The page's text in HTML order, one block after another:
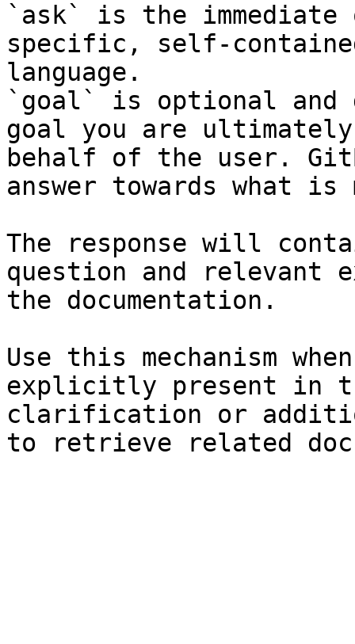
`ask` is the
specific, self-
language.
`goal` is optional and
goal you are
behalf of the user.
answer towards what
The response will
question and relevant
the documentation.
Use this mechanism
explicitly present in
clarification or